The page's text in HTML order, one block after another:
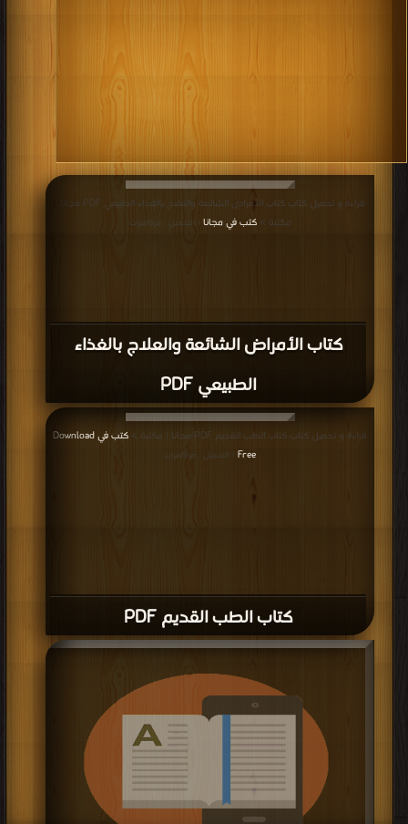
كتاب الأمراض الشائعة والعلاج بالغذاء
الطبيعي PDF
قراءة و تحميل كتاب كتاب الأمراض الشائعة والعلاج بالغذاء الطبيعي PDF مجانا |
مكتبة >كتب في مجانا | التحميل : مرة/مرات
كتاب الطب القديم PDF
قراءة و تحميل كتاب كتاب الطب القديم PDF مجانا | مكتبة >
كتب في Download
Free
| التحميل : مرة/مرات